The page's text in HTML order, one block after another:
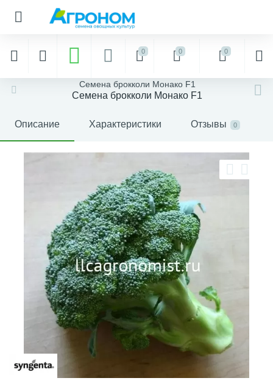
0 0 0
Семена брокколи Монако F1
Семена брокколи Монако F1
Описание Характеристики Отзывы 0